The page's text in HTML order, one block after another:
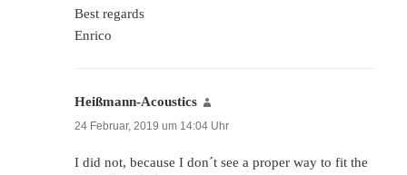
Best regards
Enrico
Heißmann-Acoustics
24 Februar, 2019 um 14:04 Uhr
I did not, because I don´t see a proper way to fit the